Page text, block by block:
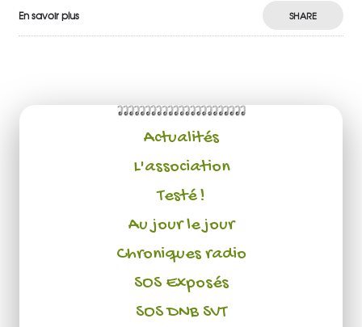
En savoir plus SHARE
Actualités
L'association
Testé !
Au jour le jour
Chroniques radio
SOS Exposés
SOS DNB SVT